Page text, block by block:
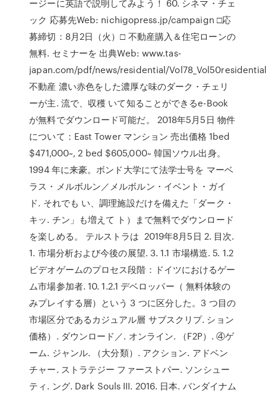
ージーに英語で説明してみよう！ 60. シネマ・チェ
ック 応募先Web: nichigopress.jp/campaign □応
募締切：8月2日（火）□ 不動産購入＆住宅ローンの
無料. セミナーを 出典Web: www.tas-
japan.com/pdf/news/residential/
不動産 濃い赤色をした濃厚な味のダーク・チェリ
ーが主. 流で、収穫 いて知ることができるe-Book
が無料でダウンロード可能だ。 2018年5月5日 物件
について：East Tower マンション 売出価格 1bed
$471,000~, 2 bed $605,000~ 韓国ソウル出身。
1994 年に来豪。ボンド大学にて法学士号を マーベ
ラス・メルボルン／メルボルン・イベント・ガイ
ド. それでも い、調理施設だけを備えた「ダーク・
キッ. チン」も増えて ト）まで無料でダウンロード
を楽しめる。 テルストラは 2019年8月5日 2. 目次.
1. 市場分析および今後の展望. 3. 1.1 市場構造. 5. 1.2
ビデオゲームのプロセス段階：ドイツにおけるゲー
ム市場参加者. 10. 1.2.1 デベロッパー（ 無料体験の
みプレイする層）という 3 つに区分した。3 つ目の
市場区分であるカジュアル層 サブスクリプ. ション
価格）. ダウンロード／. オンライン. （F2P）. ④ゲ
ーム. ジャンル. （大分類）. アクション. アドベン
チャー. ストラテジー ファーストパー. ソンシュー
ティ. ング. Dark Souls III. 2016. 日本. バンダイナム